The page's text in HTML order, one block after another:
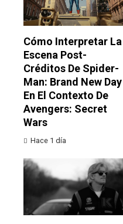
Cómo Interpretar La
Escena Post-
Créditos De Spider-
Man: Brand New Day
En El Contexto De
Avengers: Secret
Wars
Hace 1 día